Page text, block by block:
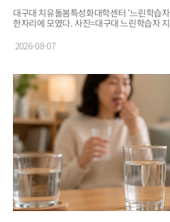
대구대 치유돌봄특성화대학센터 ‘느린학습
한자리에 모였다. 사진=대구대 느린학습자
IQ 71~84의 경계선 지능에 해당해 지적장애
2026-08-07